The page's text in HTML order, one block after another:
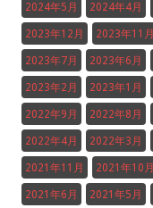
2024年5月 2024年4月
2023年12月 2023年11月
2023年7月 2023年6月
2023年2月 2023年1月
2022年9月 2022年8月
2022年4月 2022年3月
2021年11月 2021年10月
2021年6月 2021年5月